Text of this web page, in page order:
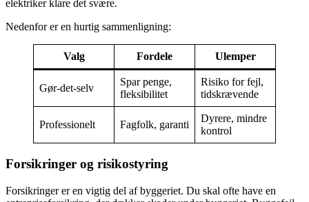
elektriker klare det svære.
Nedenfor er en hurtig sammenligning:
Valg Fordele Ulemper
Gør-det-selv
Spar penge,
fleksibilitet
Risiko for fejl,
tidskrævende
Professionelt Fagfolk, garanti
Dyrere, mindre
kontrol
Forsikringer og risikostyring
Forsikringer er en vigtig del af byggeriet. Du skal ofte have en